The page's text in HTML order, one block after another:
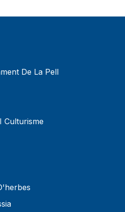
De La Pell
Culturisme